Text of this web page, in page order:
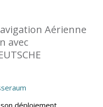
Aérienne
avec
déploiement